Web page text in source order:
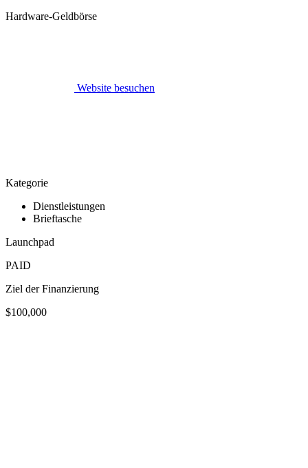
Hardware-Geldbörse
Website besuchen
Kategorie
Dienstleistungen
Brieftasche
Launchpad
PAID
Ziel der Finanzierung
$100,000